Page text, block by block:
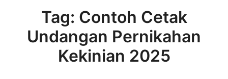
Tag: Contoh Cetak
Undangan Pernikahan
Kekinian 2025